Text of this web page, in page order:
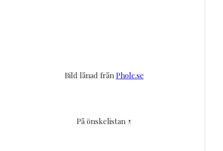
Bild lånad från Pholc.se
På önskelistan ↑